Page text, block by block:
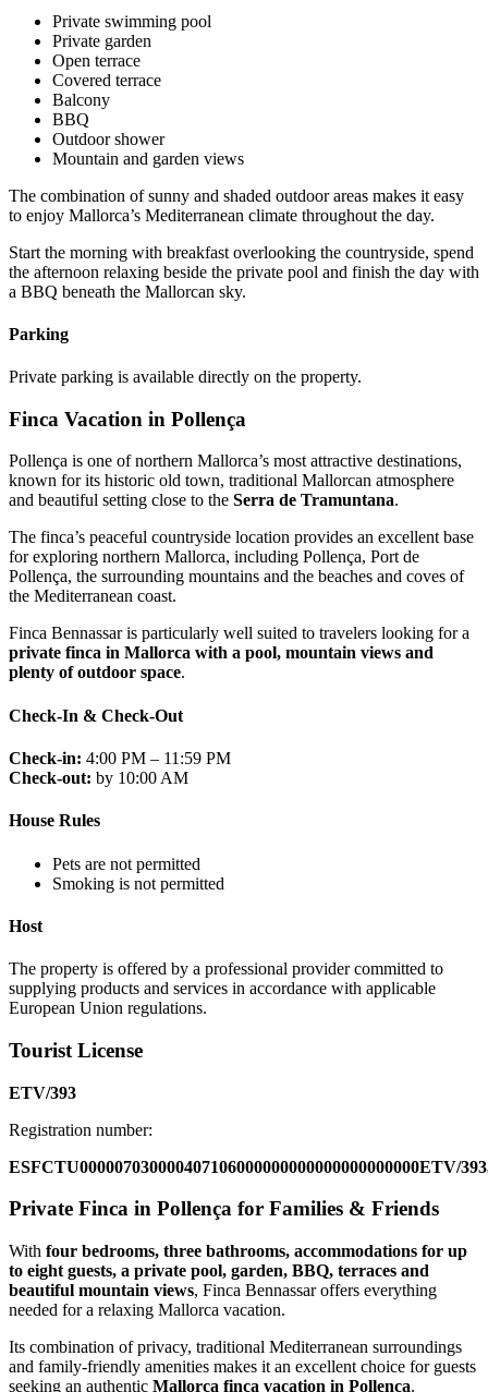
Private swimming pool
Private garden
Open terrace
Covered terrace
Balcony
BBQ
Outdoor shower
Mountain and garden views
The combination of sunny and shaded outdoor areas makes it easy
to enjoy Mallorca’s Mediterranean climate throughout the day.
Start the morning with breakfast overlooking the countryside, spend
the afternoon relaxing beside the private pool and finish the day with
a BBQ beneath the Mallorcan sky.
Parking
Private parking is available directly on the property.
Finca Vacation in Pollença
Pollença is one of northern Mallorca’s most attractive destinations,
known for its historic old town, traditional Mallorcan atmosphere
and beautiful setting close to the Serra de Tramuntana.
The finca’s peaceful countryside location provides an excellent base
for exploring northern Mallorca, including Pollença, Port de
Pollença, the surrounding mountains and the beaches and coves of
the Mediterranean coast.
Finca Bennassar is particularly well suited to travelers looking for a
private finca in Mallorca with a pool, mountain views and
plenty of outdoor space.
Check-In & Check-Out
Check-in: 4:00 PM – 11:59 PM
Check-out: by 10:00 AM
House Rules
Pets are not permitted
Smoking is not permitted
Host
The property is offered by a professional provider committed to
supplying products and services in accordance with applicable
European Union regulations.
Tourist License
ETV/393
Registration number:
ESFCTU000007030000407106000000000000000000000ETV/
Private Finca in Pollença for Families & Friends
With four bedrooms, three bathrooms, accommodations for up
to eight guests, a private pool, garden, BBQ, terraces and
beautiful mountain views, Finca Bennassar offers everything
needed for a relaxing Mallorca vacation.
Its combination of privacy, traditional Mediterranean surroundings
and family-friendly amenities makes it an excellent choice for guests
seeking an authentic Mallorca finca vacation in Pollença.